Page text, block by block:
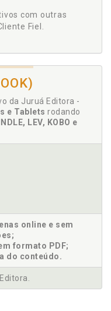
com outras
Fiel.
da Juruá Editora -
e Tablets rodando
LEV, KOBO e
online e sem
formato PDF;
do conteúdo.